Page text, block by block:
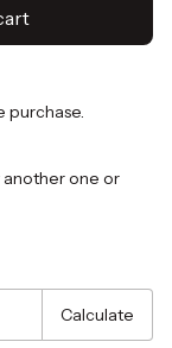
purchase.
another one or
Calculate